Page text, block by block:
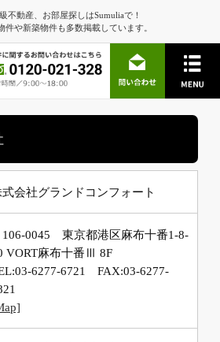
不動産、お部屋探しはSumuliaで！
件や新築物件も多数掲載しています。
式会社グランドコンフォート
106-0045 東京都港区麻布十番1-8-
VORT麻布十番Ⅲ 8F
6277-6721 FAX:03-6277-